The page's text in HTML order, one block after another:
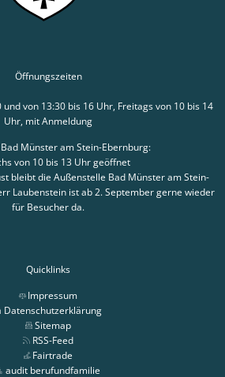
Öffnungszeiten
von 13:30 bis 16 Uhr, Freitags von 10 bis 14
Uhr, mit Anmeldung
Münster am Stein-Ebernburg:
von 10 bis 13 Uhr geöffnet
bleibt die Außenstelle Bad Münster am Stein-
Laubenstein ist ab 2. September gerne wieder
für Besucher da.
Quicklinks
Impressum
Datenschutzerklärung
Sitemap
RSS-Feed
Fairtrade
audit berufundfamilie